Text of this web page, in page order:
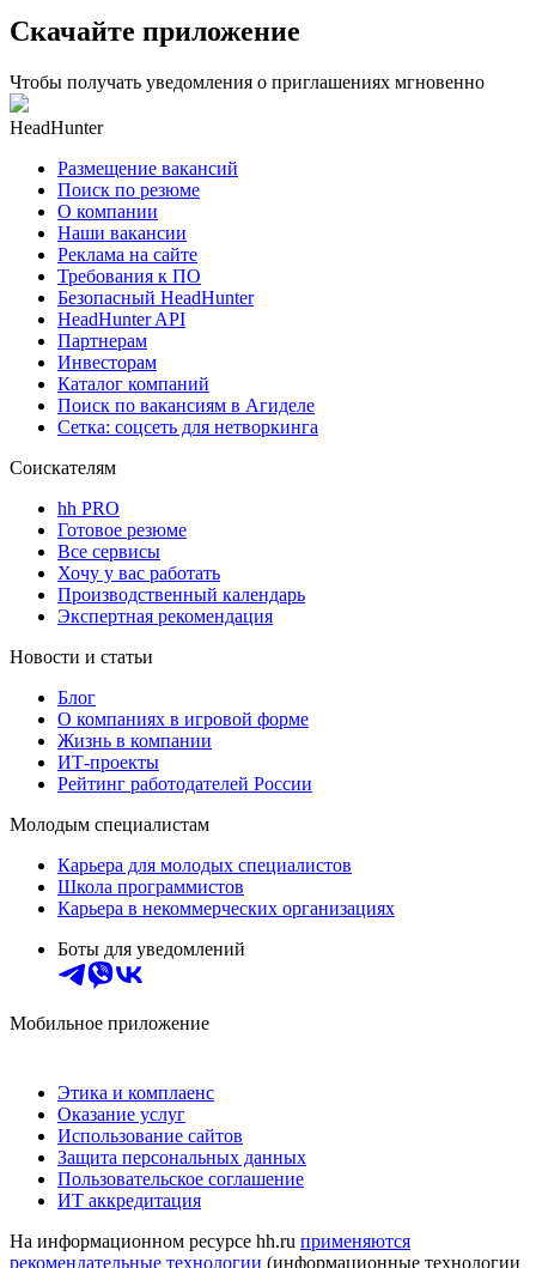
Скачайте приложение
Чтобы получать уведомления о приглашениях мгновенно
HeadHunter
Размещение вакансий
Поиск по резюме
О компании
Наши вакансии
Реклама на сайте
Требования к ПО
Безопасный HeadHunter
HeadHunter API
Партнерам
Инвесторам
Каталог компаний
Поиск по вакансиям в Агиделе
Сетка: соцсеть для нетворкинга
Соискателям
hh PRO
Готовое резюме
Все сервисы
Хочу у вас работать
Производственный календарь
Экспертная рекомендация
Новости и статьи
Блог
О компаниях в игровой форме
Жизнь в компании
ИТ-проекты
Рейтинг работодателей России
Молодым специалистам
Карьера для молодых специалистов
Школа программистов
Карьера в некоммерческих организациях
Боты для уведомлений
Мобильное приложение
Этика и комплаенс
Оказание услуг
Использование сайтов
Защита персональных данных
Пользовательское соглашение
ИТ аккредитация
На информационном ресурсе hh.ru применяются
рекомендательные технологии (информационные технологии